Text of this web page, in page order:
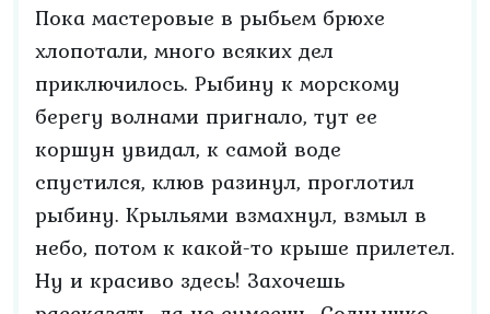
Пока мастеровые в рыбьем брюхе
хлопотали, много всяких дел
приключилось. Рыбину к морскому
берегу волнами пригнало, тут ее
коршун увидал, к самой воде
спустился, клюв разинул, проглотил
рыбину. Крыльями взмахнул, взмыл в
небо, потом к какой-то крыше прилетел.
Ну и красиво здесь! Захочешь